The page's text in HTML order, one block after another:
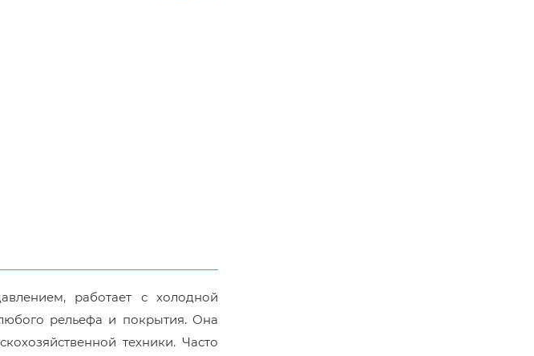
работает с холодной
рельефа и покрытия. Она
техники. Часто